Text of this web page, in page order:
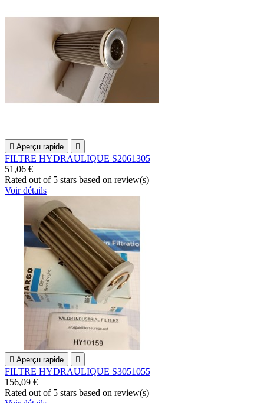
 Aperçu rapide 
FILTRE HYDRAULIQUE S2061305
51,06 €
Rated out of 5 stars based on review(s)
Voir détails
 Aperçu rapide 
FILTRE HYDRAULIQUE S3051055
156,09 €
Rated out of 5 stars based on review(s)